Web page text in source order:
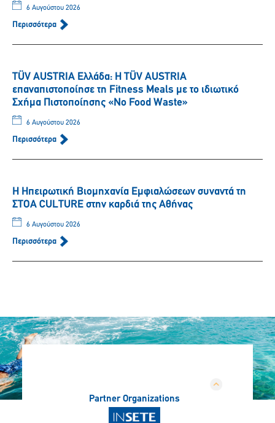
6 Αυγούστου 2026
Περισσότερα
TÜV AUSTRIA Ελλάδα: Η TÜV AUSTRIA
επαναπιστοποίησε τη Fitness Meals με το ιδιωτικό
Σχήμα Πιστοποίησης «No Food Waste»
6 Αυγούστου 2026
Περισσότερα
Η Ηπειρωτική Βιομηχανία Εμφιαλώσεων συναντά τη
ΣΤΟΑ CULTURE στην καρδιά της Αθήνας
6 Αυγούστου 2026
Περισσότερα
Partner Organizations